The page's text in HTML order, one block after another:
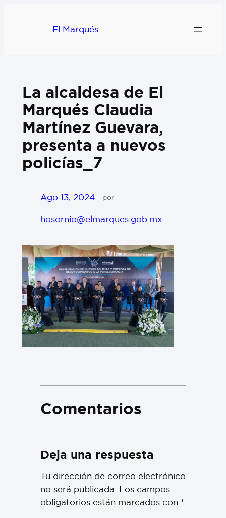
El Marqués
La alcaldesa de El
Marqués Claudia
Martínez Guevara,
presenta a nuevos
policías_7
Ago 13, 2024—por
hosornio@elmarques.gob.mx
Comentarios
Deja una respuesta
Tu dirección de correo electrónico
no será publicada. Los campos
obligatorios están marcados con *